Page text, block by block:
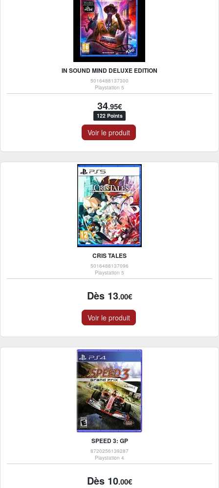
IN SOUND MIND DELUXE EDITION
5016488137300
Playstation 5
34.95€
122 Points
Voir le produit
CRIS TALES
5016488137096
Playstation 5
Dès 13.00€
Voir le produit
SPEED 3: GP
8720256139287
Playstation 4
Dès 10.00€